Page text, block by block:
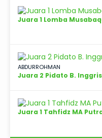
Juara 1 Lomba
ABDURROHMAN
Juara 2 Pidato B.
Juara 1 Tahfidz MA